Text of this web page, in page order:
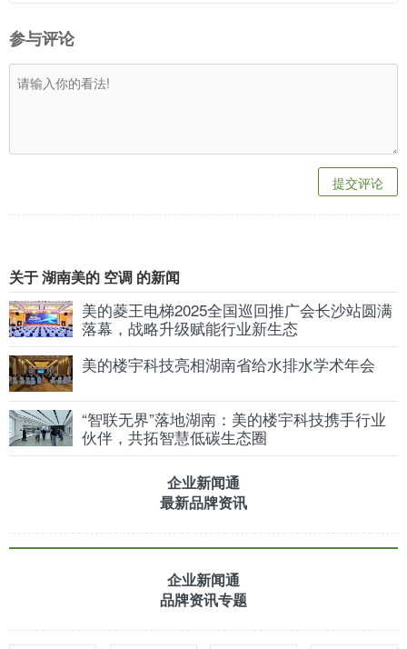
参与评论
提交评论
关于 湖南美的 空调 的新闻
美的菱王电梯2025全国巡回推广会长沙站圆满
落幕，战略升级赋能行业新生态
美的楼宇科技亮相湖南省给水排水学术年会
“智联无界”落地湖南：美的楼宇科技携手行业
伙伴，共拓智慧低碳生态圈
企业新闻通
最新品牌资讯
企业新闻通
品牌资讯专题